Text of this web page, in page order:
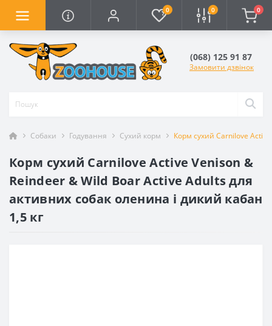
0 0 0
(068) 125 91 87
Замовити дзвінок
Собаки Годування Сухий корм Корм сухий Carnilove
Корм сухий Carnilove Active Venison &
Reindeer & Wild Boar Active Adults для
активних cобак оленина і дикий кабан
1,5 кг